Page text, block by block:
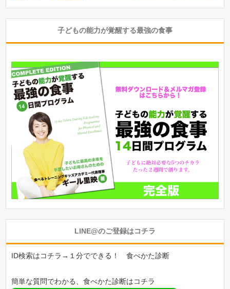
子どもの能力が覚醒する最強の食事
LINE@のご登録はコチラ
ID検索はコチラ→１分でできる！ 食べかた診断
簡単な質問でわかる、食べかた診断はコチラ